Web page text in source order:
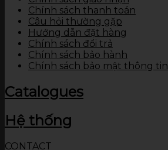
Chính sách thanh toán
Câu hỏi thường gặp
Hướng dẫn đặt hàng
Chính sách đổi trả
Chính sách bảo hành
Chính sách bảo mật thông tin
Catalogues
Hệ thống
CONTACT